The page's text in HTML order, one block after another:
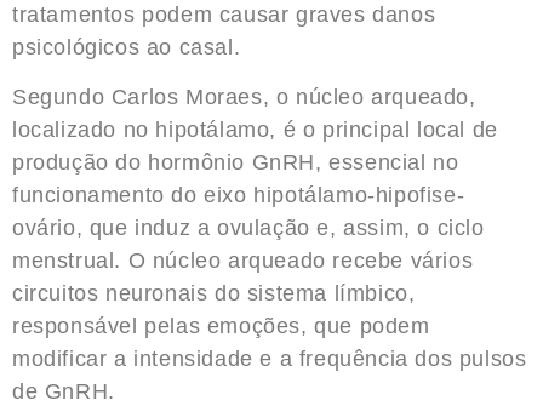
tratamentos podem causar graves danos
psicológicos ao casal.
Segundo Carlos Moraes, o núcleo arqueado,
localizado no hipotálamo, é o principal local de
produção do hormônio GnRH, essencial no
funcionamento do eixo hipotálamo-hipofise-
ovário, que induz a ovulação e, assim, o ciclo
menstrual. O núcleo arqueado recebe vários
circuitos neuronais do sistema límbico,
responsável pelas emoções, que podem
modificar a intensidade e a frequência dos pulsos
de GnRH.